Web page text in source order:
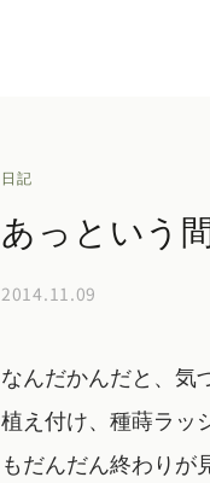
日記
あっという
2014.11.09
なんだかんだと、気
植え付け、種蒔ラッ
もだんだん終わりが